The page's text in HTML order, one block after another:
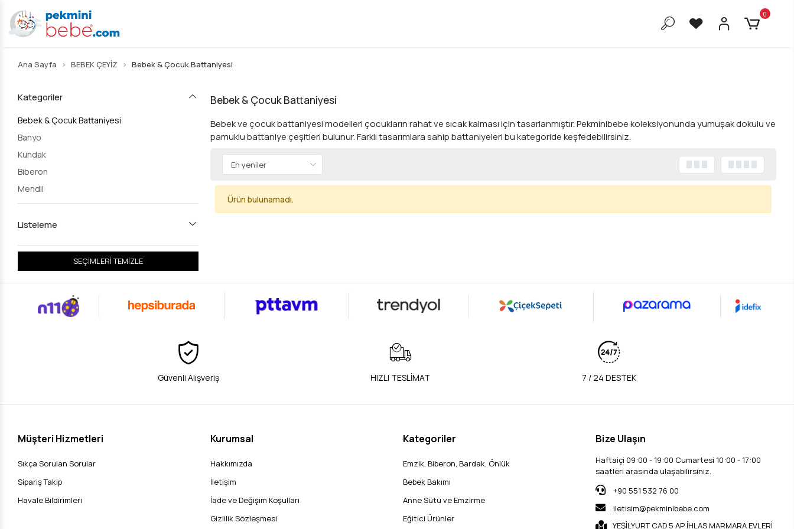
0
Ana Sayfa BEBEK ÇEYİZ Bebek & Çocuk Battaniyesi
Kategoriler
Bebek & Çocuk Battaniyesi
Banyo
Kundak
Biberon
Mendil
Listeleme
SEÇİMLERİ TEMİZLE
Bebek & Çocuk Battaniyesi
Bebek ve çocuk battaniyesi modelleri çocukların rahat ve sıcak kalması için tasarlanmıştır. Pekminibebe koleksiyonunda yumuşak dokulu ve
pamuklu battaniye çeşitleri bulunur. Farklı tasarımlara sahip battaniyeleri bu kategoride keşfedebilirsiniz.
Ürün bulunamadı.
Güvenli Alışveriş HIZLI TESLİMAT 7 / 24 DESTEK
Müşteri Hizmetleri
Sıkça Sorulan Sorular
Sipariş Takip
Havale Bildirimleri
Kurumsal
Hakkımızda
İletişim
İade ve Değişim Koşulları
Gizlilik Sözleşmesi
Kategoriler
Emzik, Biberon, Bardak, Önlük
Bebek Bakımı
Anne Sütü ve Emzirme
Eğitici Ürünler
Bize Ulaşın
Haftaiçi 09:00 - 19:00 Cumartesi 10:00 - 17:00
saatleri arasında ulaşabilirsiniz.
+90 551 532 76 00
iletisim@pekminibebe.com
YEŞİLYURT CAD 5 AP İHLAS MARMARA EVLERİ